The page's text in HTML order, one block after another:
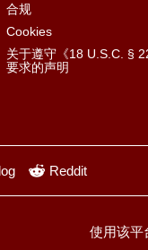
合规
Cookies
关于遵守《18 U.S.C. §
要求的声明
Reddit
使用该平